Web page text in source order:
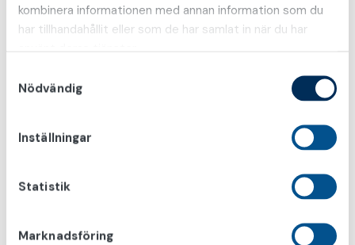
kombinera informationen med annan information som du
har tillhandahållit eller som de har samlat in när du har
Nödvändig
Inställningar
Statistik
Marknadsföring